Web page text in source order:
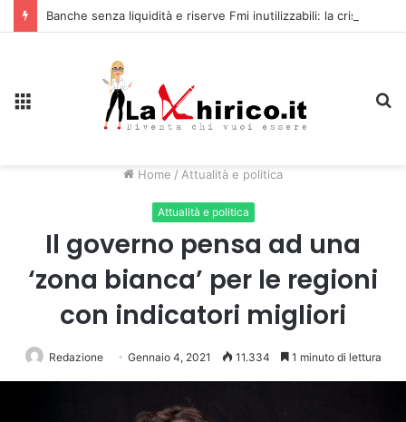
Home / Attualità e politica
Attualità e politica
Il governo pensa ad una
‘zona bianca’ per le regioni
con indicatori migliori
Redazione Gennaio 4, 2021 11.334 1 minuto di lettura